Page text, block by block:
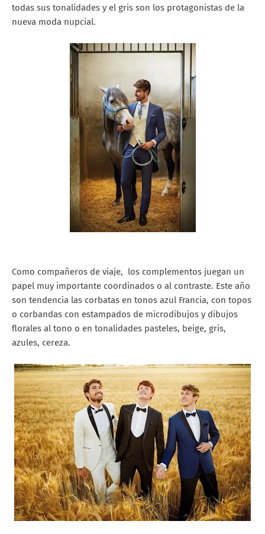
todas sus tonalidades y el gris son los protagonistas de la
nueva moda nupcial.
Como compañeros de viaje, los complementos juegan un
papel muy importante coordinados o al contraste. Este año
son tendencia las corbatas en tonos azul Francia, con topos
o corbandas con estampados de microdibujos y dibujos
florales al tono o en tonalidades pasteles, beige, gris,
azules, cereza.